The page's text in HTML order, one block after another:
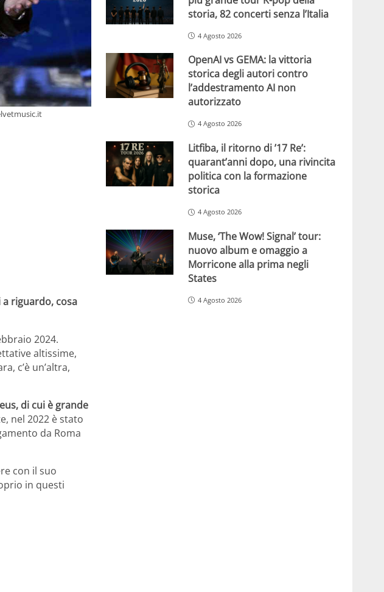
riguardo, cosa
2024.
altissime,
c’è un’altra,
di cui è grande
nel 2022 è stato
da Roma
con il suo
in questi
storia, 82 concerti senza l’Italia
4 Agosto 2026
OpenAI vs GEMA: la vittoria
storica degli autori contro
l’addestramento AI non
autorizzato
4 Agosto 2026
Litfiba, il ritorno di ’17 Re’:
quarant’anni dopo, una rivincita
politica con la formazione
storica
4 Agosto 2026
Muse, ‘The Wow! Signal’ tour:
nuovo album e omaggio a
Morricone alla prima negli
States
4 Agosto 2026